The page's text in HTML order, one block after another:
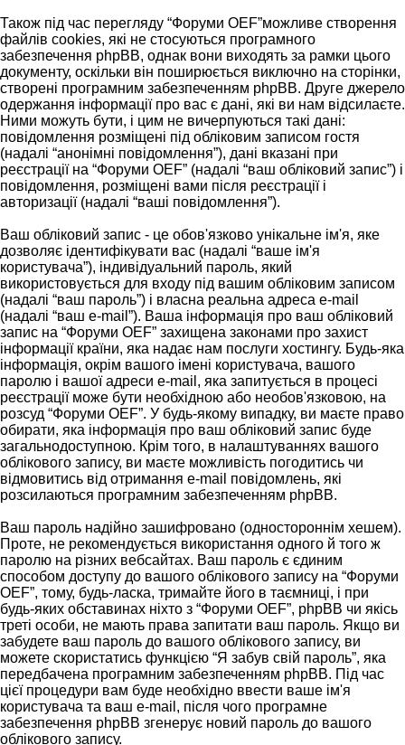
Також під час перегляду “Форуми OEF”можливе створення
файлів cookies, які не стосуються програмного
забезпечення phpBB, однак вони виходять за рамки цього
документу, оскільки він поширюється виключно на сторінки,
створені програмним забезпеченням phpBB. Друге джерело
одержання інформації про вас є дані, які ви нам відсилаєте.
Ними можуть бути, і цим не вичерпуються такі дані:
повідомлення розміщені під обліковим записом гостя
(надалі “анонімні повідомлення”), дані вказані при
реєстрації на “Форуми OEF” (надалі “ваш обліковий запис”) і
повідомлення, розміщені вами після реєстрації і
авторизації (надалі “ваші повідомлення”).
Ваш обліковий запис - це обов'язково унікальне ім'я, яке
дозволяє ідентифікувати вас (надалі “ваше ім'я
користувача”), індивідуальний пароль, який
використовується для входу під вашим обліковим записом
(надалі “ваш пароль”) і власна реальна адреса e-mail
(надалі “ваш e-mail”). Ваша інформація про ваш обліковий
запис на “Форуми OEF” захищена законами про захист
інформації країни, яка надає нам послуги хостингу. Будь-яка
інформація, окрім вашого імені користувача, вашого
паролю і вашої адреси e-mail, яка запитується в процесі
реєстрації може бути необхідною або необов'язковою, на
розсуд “Форуми OEF”. У будь-якому випадку, ви маєте право
обирати, яка інформація про ваш обліковий запис буде
загальнодоступною. Крім того, в налаштуваннях вашого
облікового запису, ви маєте можливість погодитись чи
відмовитись від отримання e-mail повідомлень, які
розсилаються програмним забезпеченням phpBB.
Ваш пароль надійно зашифровано (одностороннім хешем).
Проте, не рекомендується використання одного й того ж
паролю на різних вебсайтах. Ваш пароль є єдиним
способом доступу до вашого облікового запису на “Форуми
OEF”, тому, будь-ласка, тримайте його в таємниці, і при
будь-яких обставинах ніхто з “Форуми OEF”, phpBB чи якісь
треті особи, не мають права запитати ваш пароль. Якщо ви
забудете ваш пароль до вашого облікового запису, ви
можете скористатись функцією “Я забув свій пароль”, яка
передбачена програмним забезпеченням phpBB. Під час
цієї процедури вам буде необхідно ввести ваше ім'я
користувача та ваш e-mail, після чого програмне
забезпечення phpBB згенерує новий пароль до вашого
облікового запису.